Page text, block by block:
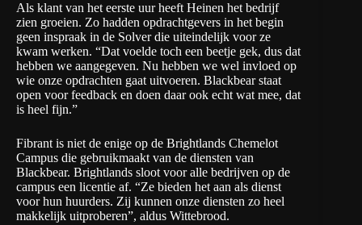
Als klant van het eerste uur heeft Heinen het bedrijf
zien groeien. Zo hadden opdrachtgevers in het begin
geen inspraak in de Solver die uiteindelijk voor ze
kwam werken. “Dat voelde toch een beetje gek, dus dat
hebben we aangegeven. Nu hebben we wel invloed op
wie onze opdrachten gaat uitvoeren. Blackbear staat
open voor feedback en doen daar ook echt wat mee, dat
is heel fijn.”
Fibrant is niet de enige op de Brightlands Chemelot
Campus die gebruikmaakt van de diensten van
Blackbear. Brightlands sloot voor alle bedrijven op de
campus een licentie af. “Ze bieden het aan als dienst
voor hun huurders. Zij kunnen onze diensten zo heel
makkelijk uitproberen”, aldus Wittebrood.